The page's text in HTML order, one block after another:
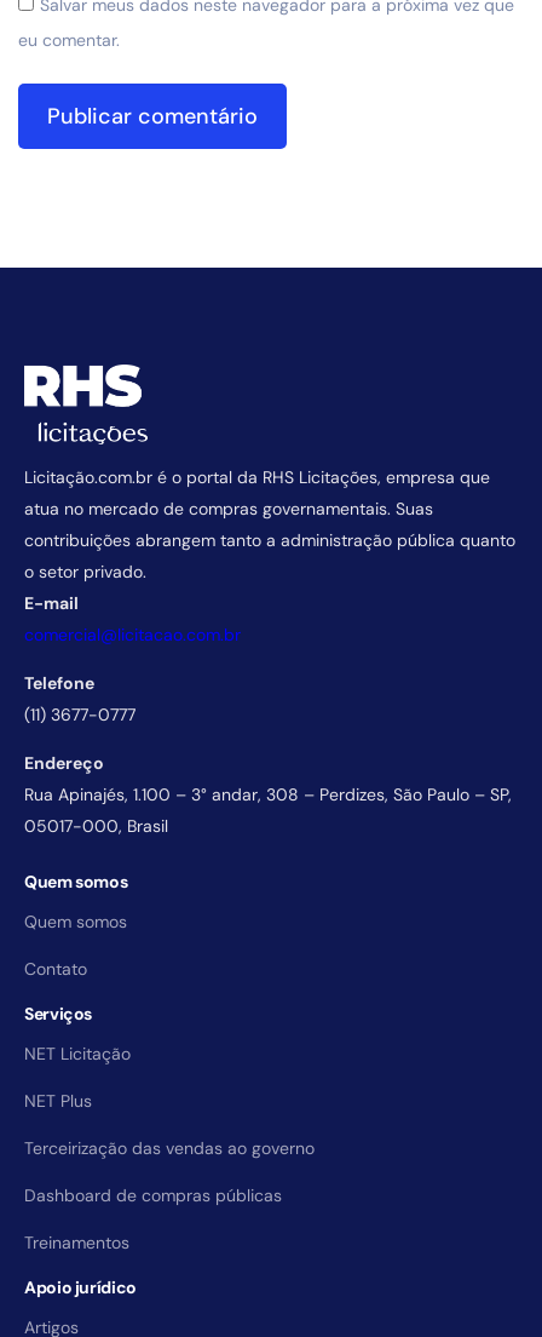
Salvar meus dados neste navegador para a próxima vez que
eu comentar.
Licitação.com.br é o portal da RHS Licitações, empresa que
atua no mercado de compras governamentais. Suas
contribuições abrangem tanto a administração pública quanto
o setor privado.
E-mail
comercial@licitacao.com.br
Telefone
(11) 3677-0777
Endereço
Rua Apinajés, 1.100 – 3° andar, 308 – Perdizes, São Paulo – SP,
05017-000, Brasil
Quem somos
Quem somos
Contato
Serviços
NET Licitação
NET Plus
Terceirização das vendas ao governo
Dashboard de compras públicas
Treinamentos
Apoio jurídico
Artigos